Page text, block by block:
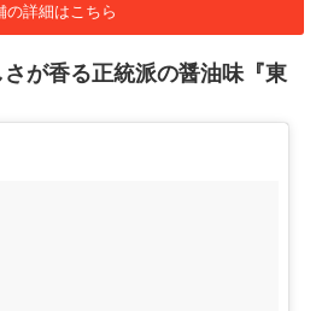
の詳細はこちら
が香る正統派の醤油味『東